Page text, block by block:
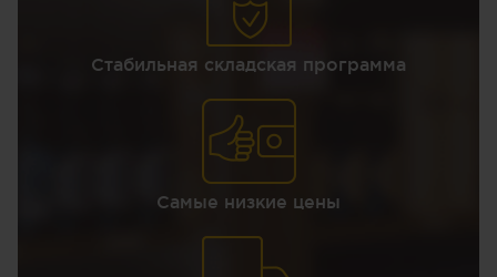
Стабильная складская программа
Самые низкие цены